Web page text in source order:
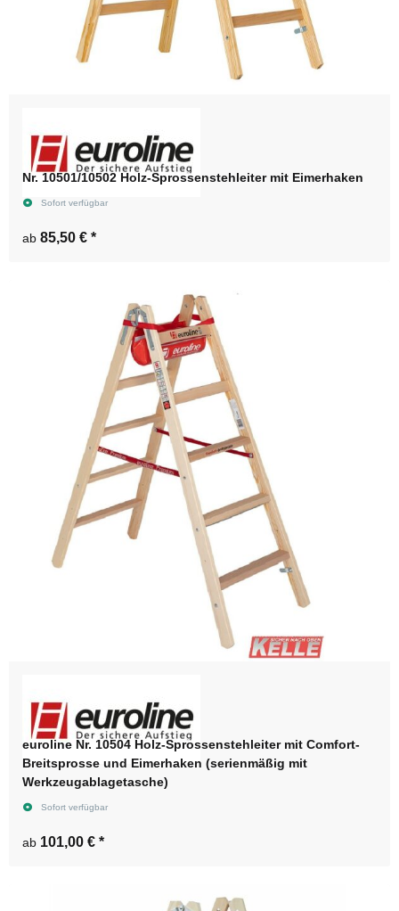
Nr. 10501/10502 Holz-Sprossenstehleiter mit Eimerhaken
Sofort verfügbar
ab 85,50 € *
euroline Nr. 10504 Holz-Sprossenstehleiter mit Comfort-
Breitsprosse und Eimerhaken (serienmäßig mit
Werkzeugablagetasche)
Sofort verfügbar
ab 101,00 € *